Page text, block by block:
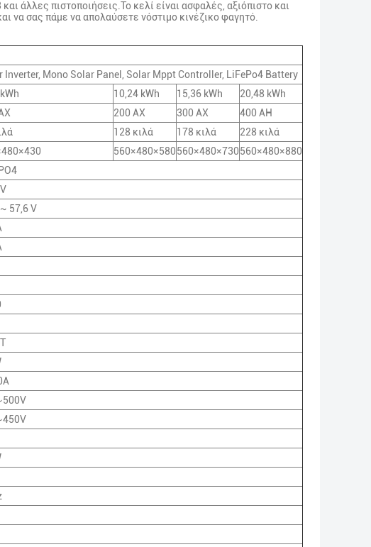
άλλες πιστοποιήσεις.Το κελί είναι ασφαλές, αξιόπιστο και
να σας πάμε να απολαύσετε νόστιμο κινέζικο φαγητό.
Inverter, Mono Solar Panel, Solar Mppt Controller, LiFePo4 Battery
10,24 kWh 15,36 kWh
20,48 kWh
200 ΑΧ 300 ΑΧ
400 AH
128 κιλά 178 κιλά
228 κιλά
560×480×580560×480×730560×480×880
57,6 V